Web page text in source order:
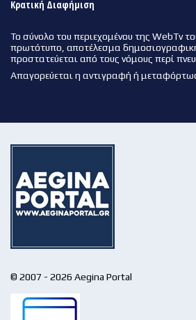
Κρατική Διαφήμιση
Το σύνολο του περιεχομένου της WebTv
πρωτότυπο, αποτέλεσμα
προστατεύεται από τους νόμους περί
Απαγορεύεται η αντιγραφή ή
© 2007 - 2026 Aegina Portal